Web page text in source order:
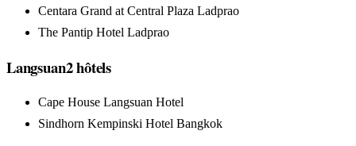
Centara Grand at Central Plaza Ladprao
The Pantip Hotel Ladprao
Langsuan2hôtels
Cape House Langsuan Hotel
Sindhorn Kempinski Hotel Bangkok